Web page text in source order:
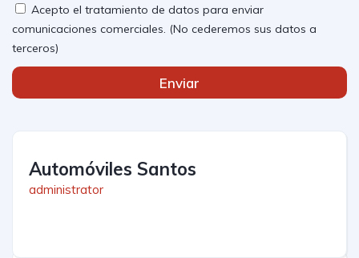
Acepto el tratamiento de datos para enviar
comunicaciones comerciales. (No cederemos sus datos a
terceros)
Enviar
Automóviles Santos
administrator